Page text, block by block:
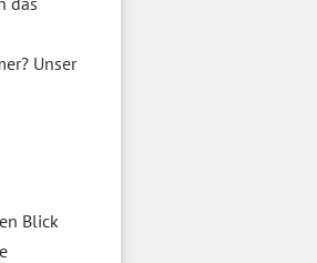
Unser
Blick